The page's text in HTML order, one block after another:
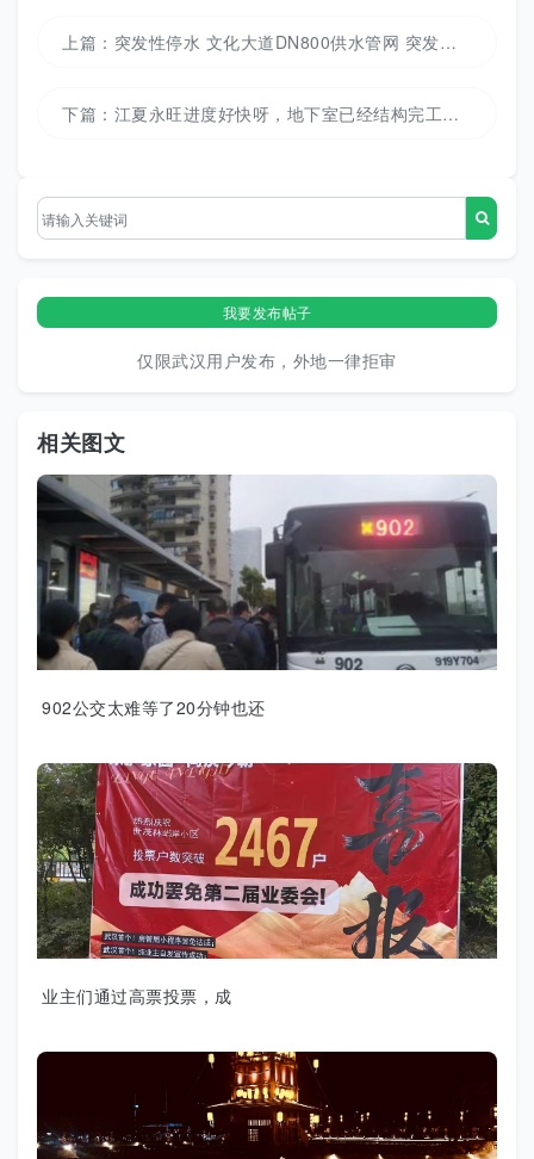
上篇： 突发性停水 文化大道DN800供水管网 突发爆管
下篇： 江夏永旺进度好快呀，地下室已经结构完工，地上一层也差不多了
我要发布帖子
仅限武汉用户发布，外地一律拒审
相关图文
902公交太难等了20分钟也还
业主们通过高票投票，成